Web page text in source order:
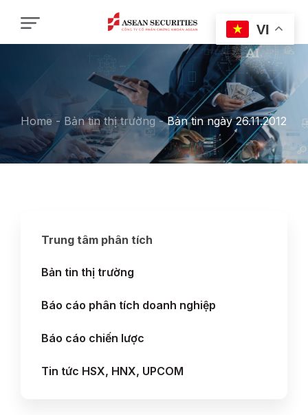
Home - Bản tin thị trường-Bản tin ngày 26.11.2012
Trung tâm phân tích
Bản tin thị trường
Báo cáo phân tích doanh nghiệp
Báo cáo chiến lược
Tin tức HSX, HNX, UPCOM
VI